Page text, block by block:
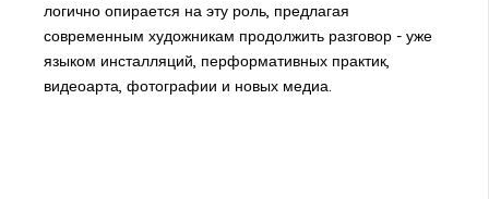
логично опирается на эту роль, предлагая
современным художникам продолжить разговор - уже
языком инсталляций, перформативных практик,
видеоарта, фотографии и новых медиа.